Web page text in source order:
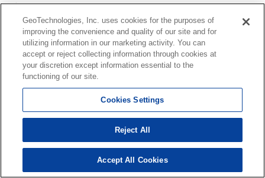
雲南市の図書館
雲南市の保育施設
雲南市の企業
雲南市の冠婚葬祭
GeoTechnologies, Inc. uses cookies for the purposes of
improving the convenience and quality of our site and for
utilizing information in our marketing activity. You can
accept or reject collecting information through cookies at
your discretion except information essential to the
functioning of our site.
Cookies Settings
Reject All
Accept All Cookies